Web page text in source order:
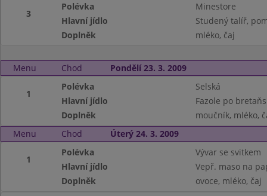
3
Polévka
Minestore
Hlavní jídlo
Studený talíř,
Doplněk
mléko, čaj
Menu Chod Pondělí 23. 3. 2009
1
Polévka
Selská
Hlavní jídlo
Fazole po
Doplněk
moučník, mléko,
Menu
Chod Úterý 24. 3. 2009
1
Polévka
Vývar se svitkem
Hlavní jídlo
Vepř. maso na
Doplněk
ovoce, mléko, čaj